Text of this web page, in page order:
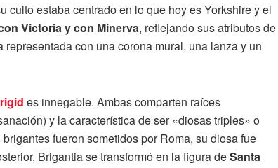
estaba centrado en lo que hoy es Yorkshire y el
Victoria y con Minerva, reflejando sus atributos de
con una corona mural, una lanza y un
es innegable. Ambas comparten raíces
y la característica de ser «diosas triples» o
fueron sometidos por Roma, su diosa fue
Brigantia se transformó en la figura deSanta